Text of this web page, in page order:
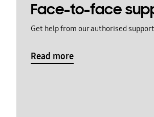
Face-to-face
Get help from our authorised
Read more